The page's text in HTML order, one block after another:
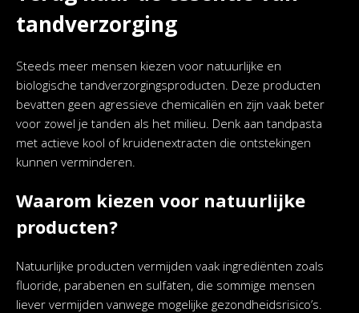
tandverzorging
Steeds meer mensen kiezen voor natuurlijke en
biologische tandverzorgingsproducten. Deze producten
bevatten geen agressieve chemicaliën en zijn vaak beter
voor zowel je tanden als het milieu. Denk aan tandpasta
met actieve kool of kruidenextracten die ontstekingen
kunnen verminderen.
Waarom kiezen voor natuurlijke
producten?
Natuurlijke producten vermijden vaak ingrediënten zoals
fluoride, parabenen en sulfaten, die sommige mensen
liever vermijden vanwege mogelijke gezondheidsrisico’s.